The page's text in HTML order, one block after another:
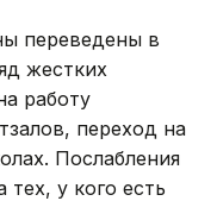
переведены в
жестких
работу
переход на
Послабления
тех, у кого есть